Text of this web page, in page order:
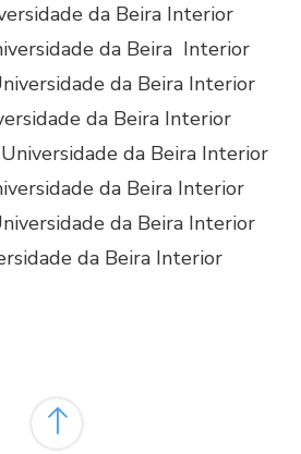
da Beira Interior
da Beira Interior
da Beira Interior
da Beira Interior
da Beira Interior
da Beira Interior
da Beira Interior
da Beira Interior